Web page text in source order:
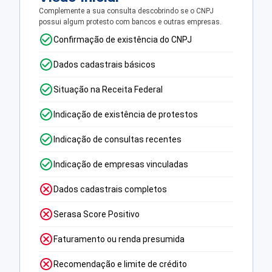
Complemente a sua consulta descobrindo se o CNPJ
possui algum protesto com bancos e outras empresas.
Confirmação de existência do CNPJ
Dados cadastrais básicos
Situação na Receita Federal
Indicação de existência de protestos
Indicação de consultas recentes
Indicação de empresas vinculadas
Dados cadastrais completos
Serasa Score Positivo
Faturamento ou renda presumida
Recomendação e limite de crédito